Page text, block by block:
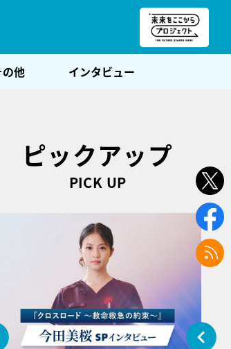
の他 インタビュー
ピックアップ
PICK UP